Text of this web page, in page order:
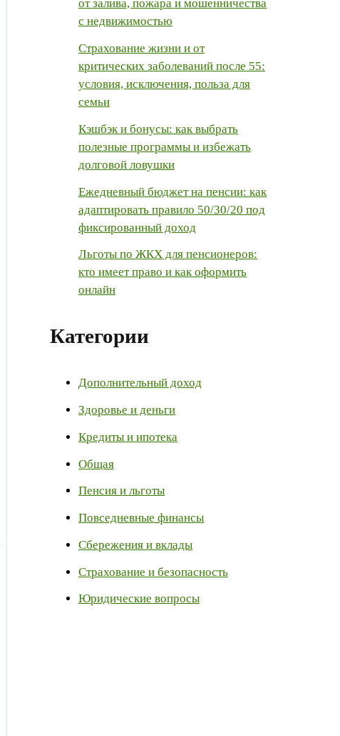
от залива, пожара и мошенничества
с недвижимостью
Страхование жизни и от
критических заболеваний после 55:
условия, исключения, польза для
семьи
Кэшбэк и бонусы: как выбрать
полезные программы и избежать
долговой ловушки
Ежедневный бюджет на пенсии: как
адаптировать правило 50/30/20 под
фиксированный доход
Льготы по ЖКХ для пенсионеров:
кто имеет право и как оформить
онлайн
Категории
Дополнительный доход
Здоровье и деньги
Кредиты и ипотека
Общая
Пенсия и льготы
Повседневные финансы
Сбережения и вклады
Страхование и безопасность
Юридические вопросы